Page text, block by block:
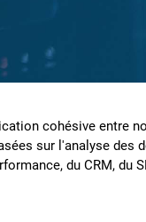
cohésive entre
sur l'analyse des
du CRM, du